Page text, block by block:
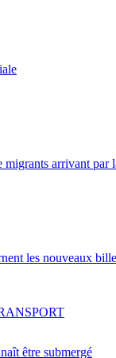
migrants arrivant par
les nouveaux
être submergé